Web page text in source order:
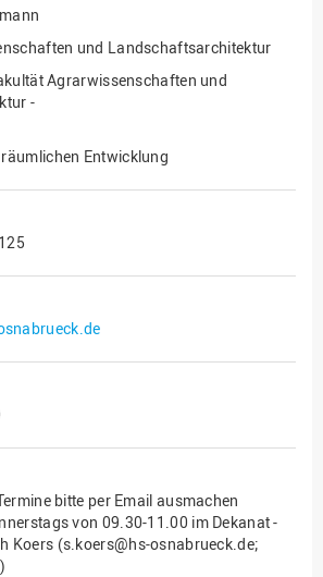
und Landschaftsarchitektur
Agrarwissenschaften und
-
Entwicklung
bitte per Email ausmachen
von 09.30-11.00 im Dekanat -
Koers (s.koers@hs-osnabrueck.de;